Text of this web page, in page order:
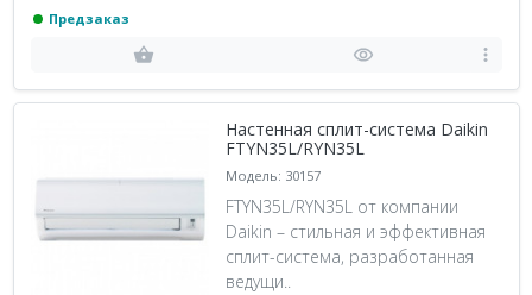
Предзаказ
Настенная сплит-система Daikin
FTYN35L/RYN35L
Модель: 30157
FTYN35L/RYN35L от компании
Daikin – стильная и эффективная
сплит-система, разработанная
ведущи..